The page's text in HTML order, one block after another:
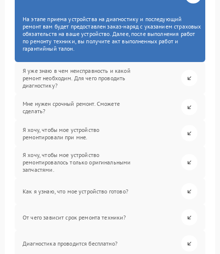
На этапе приема устройства на диагностику и последующий
ремонт вам будет предоставлен заказ-наряд с указанием страховых
обязательств на ваше устройство. Далее, после выполнения работ
по ремонту техники, вы получите акт выполненных работ и
гарантийный талон.
Я уже знаю в чем неисправность и какой
ремонт необходим. Для чего проводить
диагностику?
Мне нужен срочный ремонт. Сможете
сделать?
Я хочу, чтобы мое устройство
ремонтировали при мне.
Я хочу, чтобы мое устройство
ремонтировалось только оригинальными
запчастями.
Как я узнаю, что мое устройство готово?
От чего зависит срок ремонта техники?
Диагностика проводится бесплатно?